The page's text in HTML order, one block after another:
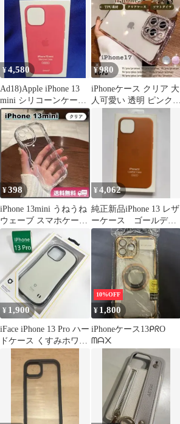
¥4,580
Ad18)Apple iPhone 13
mini シリコーンケース
RED
¥980
iPhoneケース クリア 大
人可愛い 透明 ピンク
¥398
iPhone 13mini うねうね
ウェーブ スマホケース
カバー 透明クリア
¥4,062
純正新品iPhone 13 レザ
ーケース ゴールデン
ブラウン
¥ 1,900
iFace iPhone 13 Pro ハー
ドケース くすみホワイ
10%OFF
¥ 1,800
iPhoneケース13ᑭᖇO
ᗰᗩ᙭